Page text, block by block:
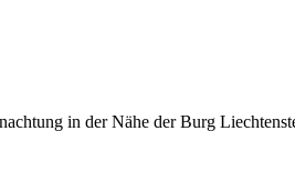
in der Nähe der Burg